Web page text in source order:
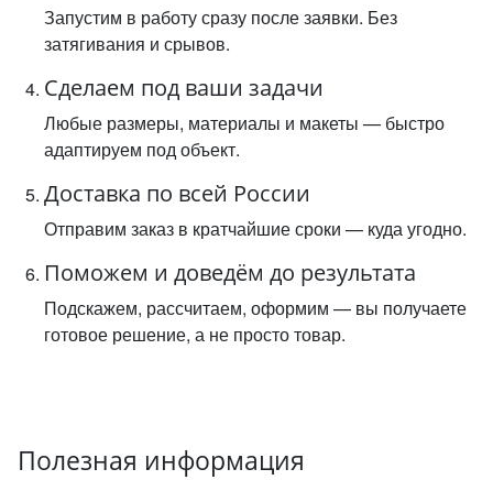
Запустим в работу сразу после заявки. Без
затягивания и срывов.
Сделаем под ваши задачи
Любые размеры, материалы и макеты — быстро
адаптируем под объект.
Доставка по всей России
Отправим заказ в кратчайшие сроки — куда угодно.
Поможем и доведём до результата
Подскажем, рассчитаем, оформим — вы получаете
готовое решение, а не просто товар.
Полезная информация